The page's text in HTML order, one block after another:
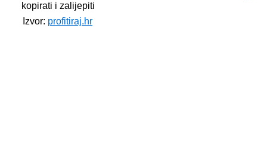
kopirati i zalijepiti
Izvor: profitiraj.hr